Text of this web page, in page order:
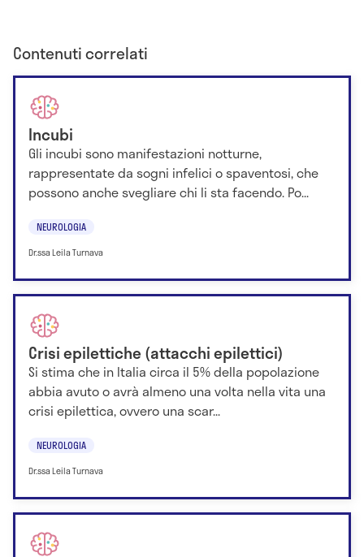
Contenuti correlati
Incubi
Gli incubi sono manifestazioni notturne,
rappresentate da sogni infelici o spaventosi, che
possono anche svegliare chi li sta facendo. Po...
NEUROLOGIA
Dr.ssa Leila Turnava
Crisi epilettiche (attacchi epilettici)
Si stima che in Italia circa il 5% della popolazione
abbia avuto o avrà almeno una volta nella vita una
crisi epilettica, ovvero una scar...
NEUROLOGIA
Dr.ssa Leila Turnava